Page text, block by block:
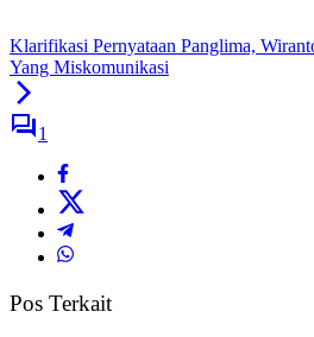
Klarifikasi Pernyataan Panglima,
Yang Miskomunikasi
1
Pos Terkait